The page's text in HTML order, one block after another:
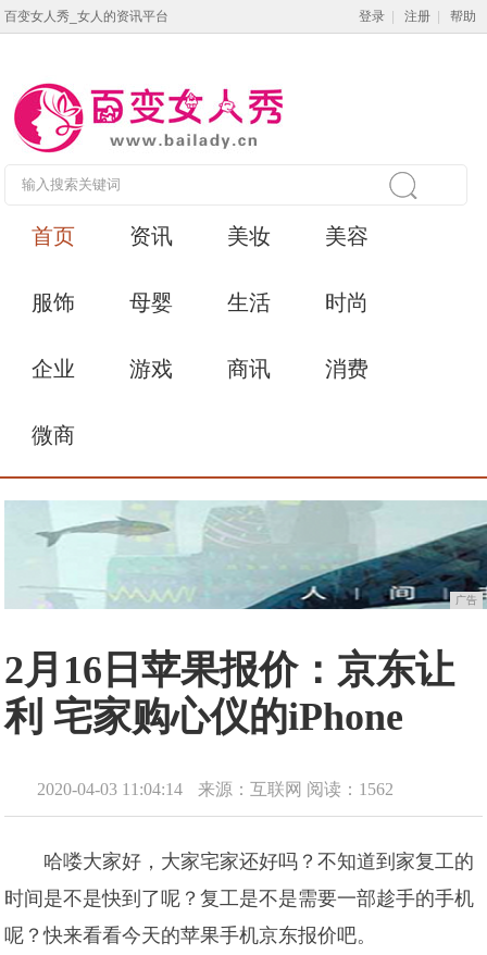
百变女人秀_女人的资讯平台 登录 注册 帮助
首页 资讯 美妆 美容
服饰 母婴 生活 时尚
企业 游戏 商讯 消费
微商
广告
2月16日苹果报价：京东让
利 宅家购心仪的iPhone
2020-04-03 11:04:14 来源：互联网 阅读：1562
哈喽大家好，大家宅家还好吗？不知道到家复工的
时间是不是快到了呢？复工是不是需要一部趁手的手机
呢？快来看看今天的苹果手机京东报价吧。